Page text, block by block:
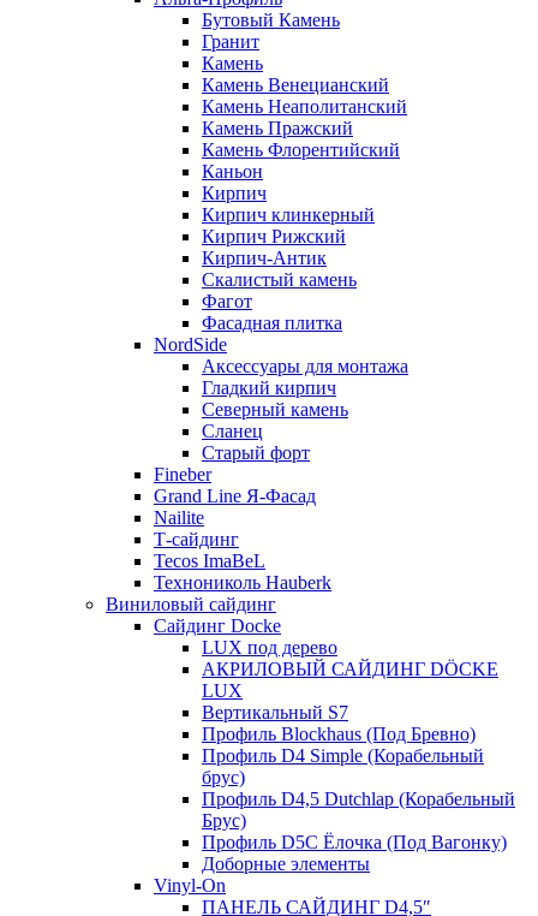
Бутовый Камень
Гранит
Камень
Камень Венецианский
Камень Неаполитанский
Камень Пражский
Камень Флорентийский
Каньон
Кирпич
Кирпич клинкерный
Кирпич Рижский
Кирпич-Антик
Скалистый камень
Фагот
Фасадная плитка
NordSide
Аксессуары для монтажа
Гладкий кирпич
Северный камень
Сланец
Старый форт
Fineber
Grand Line Я-Фасад
Nailite
Т-сайдинг
Tecos ImaBeL
Технониколь Hauberk
Виниловый сайдинг
Сайдинг Docke
LUX под дерево
АКРИЛОВЫЙ САЙДИНГ DÖCKE
LUX
Вертикальный S7
Профиль Blockhaus (Под Бревно)
Профиль D4 Simple (Корабельный
брус)
Профиль D4,5 Dutchlap (Корабельный
Брус)
Профиль D5C Ёлочка (Под Вагонку)
Доборные элементы
Vinyl-On
ПАНЕЛЬ САЙДИНГ D4,5″